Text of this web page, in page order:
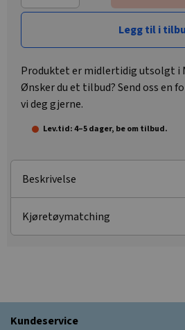
Legg til i
Produktet er midlertidig utsolgt i
Ønsker du et tilbud? Send oss en
vi deg gjerne.
Lev.tid: 4–5 dager, be om tilbud.
Beskrivelse
Kjøretøymatching
Kundeservice